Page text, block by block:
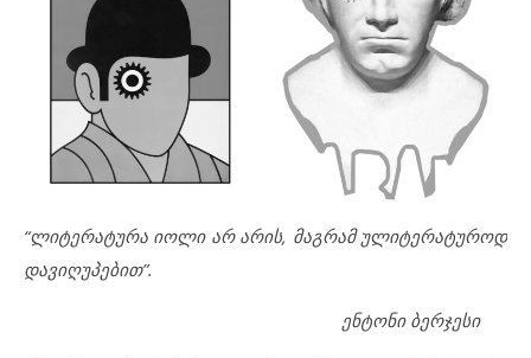
“ლიტერატურა იოლი არ არის, მაგრამ ულიტერატუროდ
დავიღუპებით”.
ენტონი ბერჯესი